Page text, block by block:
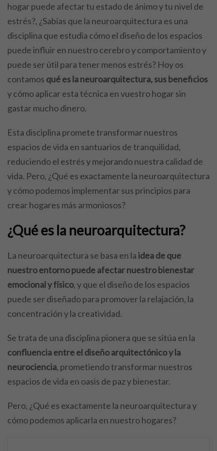
hogar puede afectar tu estado de ánimo y tu nivel de
estrés?, ¿Sabías que la neuroarquitectura es una
disciplina que estudia cómo el diseño de los espacios
puede influir en nuestro cerebro y comportamiento y
puede ser útil para tener menos estrés? Hoy os
contamos qué es la neuroarquitectura, sus beneficios
y cómo aplicar esta técnica en vuestro hogar sin
gastar mucho dinero.
Esta disciplina promete transformar nuestros
espacios de vida en santuarios de tranquilidad,
reduciendo el estrés y mejorando nuestra calidad de
vida. Pero, ¿Qué es exactamente la neuroarquitectura
y cómo podemos implementar sus principios para
crear hogares más armoniosos?
¿Qué es la neuroarquitectura?
La neuroarquitectura se basa en laidea de que
nuestro entorno puede afectar nuestro bienestar
emocional y físico, y que el diseño de los espacios
puede ser diseñado para promover la relajación, la
concentración y la creatividad.
Se trata de una disciplina pionera que se sitúa en la
confluencia entre el diseño arquitectónico y la
neurociencia, prometiendo transformar nuestros
espacios de vida en oasis de paz y bienestar.
Pero, ¿Qué es exactamente la neuroarquitectura y
cómo podemos aplicarla en nuestro hogares?